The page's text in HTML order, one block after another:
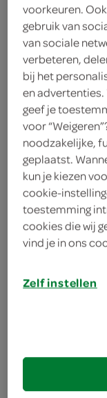
Er
soorten
en
rijp,
licht
steenpit
zit stevig
voorkeuren.
gebruik van
van sociale
verbeteren,
bij het
en advertenties.
geef je
voor
noodzakelijke,
geplaatst.
kun je kiezen
cookie-
toestemming
cookies die wij
vind je in ons
Zelf instellen